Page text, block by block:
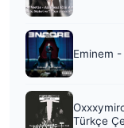
Eminem
Türkçe